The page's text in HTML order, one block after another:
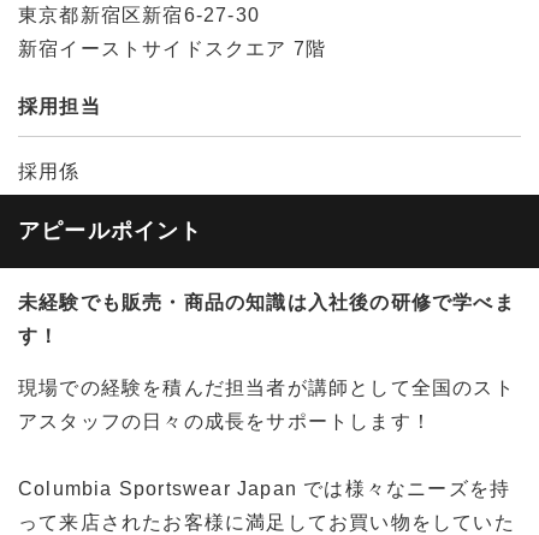
東京都新宿区新宿6-27-30
新宿イーストサイドスクエア 7階
採用担当
採用係
アピールポイント
未経験でも販売・商品の知識は入社後の研修で学べま
す！
現場での経験を積んだ担当者が講師として全国のスト
アスタッフの日々の成長をサポートします！
Columbia Sportswear Japan では様々なニーズを持
って来店されたお客様に満足してお買い物をしていた